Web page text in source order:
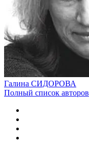
Галина СИДОРОВА
Полный список авторов